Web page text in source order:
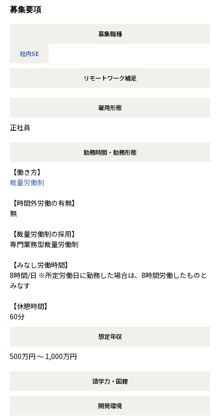
募集要項
募集職種
社内SE
リモートワーク補足
雇用形態
正社員
勤務時間・勤務形態
【働き方】
裁量労働制
【時間外労働の有無】
無
【裁量労働制の採用】
専門業務型裁量労働制
【みなし労働時間】
8時間/日 ※所定労働日に勤務した場合は、8時間労働したものと
みなす
【休憩時間】
60分
想定年収
500万円 〜 1,000万円
語学力・国籍
開発環境